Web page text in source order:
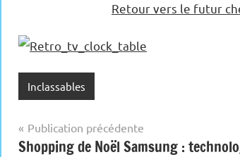
Retour vers le futur
Inclassables
Navigation
de
Publication précédente
Shopping de Noël Samsung :